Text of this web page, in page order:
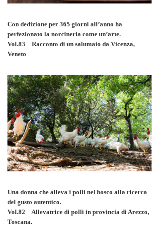
Con dedizione per 365 giorni all’anno ha
perfezionato la norcineria come un’arte.
Vol.83 Racconto di un salumaio da Vicenza,
Veneto
Una donna che alleva i polli nel bosco alla ricerca
del gusto autentico.
Vol.82 Allevatrice di polli in provincia di Arezzo,
Toscana.